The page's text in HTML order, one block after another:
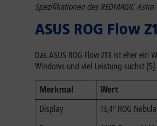
Spezifikationen des REDMAGIC Astra
ASUS ROG Flow
Das ASUS ROG Flow Z13 ist eher
Windows und viel Leistung suchst.[5]
Merkmal
Wert
Display
13,4″ ROG